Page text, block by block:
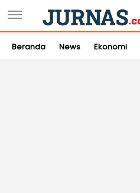
Beranda News Ekonomi